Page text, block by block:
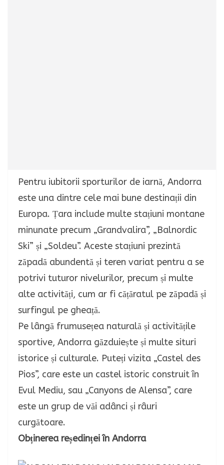
Pentru iubitorii sporturilor de iarnă, Andorra
este una dintre cele mai bune destinații din
Europa. Țara include multe stațiuni montane
minunate precum „Grandvalira”, „Balnordic
Ski” și „Soldeu”. Aceste stațiuni prezintă
zăpadă abundentă și teren variat pentru a se
potrivi tuturor nivelurilor, precum și multe
alte activități, cum ar fi cățăratul pe zăpadă și
surfingul pe gheață.
Pe lângă frumusețea naturală și activitățile
sportive, Andorra găzduiește și multe situri
istorice și culturale. Puteți vizita „Castel des
Pios”, care este un castel istoric construit în
Evul Mediu, sau „Canyons de Alensa”, care
este un grup de văi adânci și râuri
curgătoare.
Obținerea reședinței în Andorra